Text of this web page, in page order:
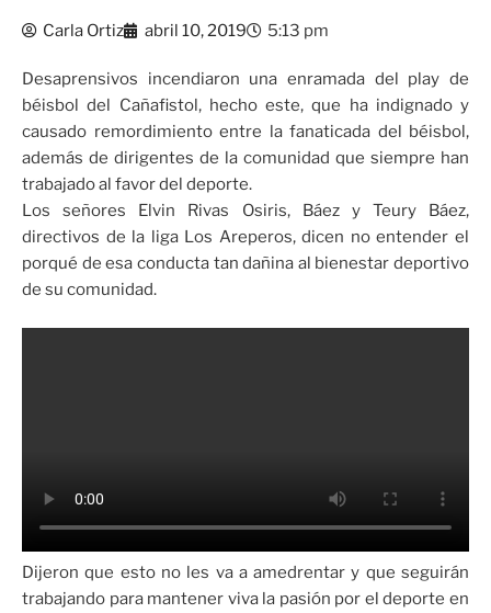
Carla Ortiz abril 10, 2019 5:13 pm
Desaprensivos incendiaron una enramada del play de
béisbol del Cañafistol, hecho este, que ha indignado y
causado remordimiento entre la fanaticada del béisbol,
además de dirigentes de la comunidad que siempre han
trabajado al favor del deporte.
Los señores Elvin Rivas Osiris, Báez y Teury Báez,
directivos de la liga Los Areperos, dicen no entender el
porqué de esa conducta tan dañina al bienestar deportivo
de su comunidad.
Dijeron que esto no les va a amedrentar y que seguirán
trabajando para mantener viva la pasión por el deporte en